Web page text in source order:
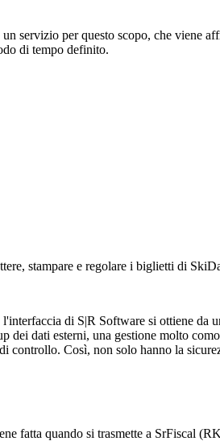
servizio per questo scopo, che viene
di tempo definito.
stampare e regolare i biglietti di
di S|R Software si ottiene da
dei dati esterni, una gestione molto
controllo. Così, non solo hanno la
fatta quando si trasmette a SrFiscal